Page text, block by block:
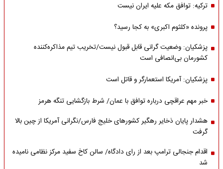
ترکیه: توافق مکه علیه ایران نیست
پرونده «کلثوم اکبری» به کجا رسید؟
پزشکیان: وضعیت گرانی قابل قبول نیست/تخریب تیم مذاکره‌کننده
کشورمان بی‌انصافی است
پزشکیان: آمریکا استعمارگر و قاتل است
خبر مهم عراقچی درباره توافق با عمان/ شرط بازگشایی تنگه هرمز
هشدار پایان ذخایر رهگیر کشورهای خلیج فارس/نگرانی آمریکا از چین بالا
گرفت
اقدام جنجالی ترامپ بعد از رای دادگاه/ سالن کاخ سفید مرکز نظامی نامیده
شد